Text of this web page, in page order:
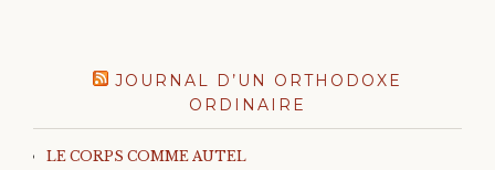
JOURNAL D’UN ORTHODOXE
ORDINAIRE
LE CORPS COMME AUTEL